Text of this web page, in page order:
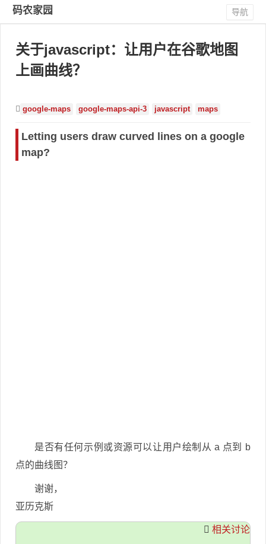
码农家园 导航
关于javascript：让用户在谷歌地图
上画曲线？
google-maps google-maps-api-3 javascript maps
Letting users draw curved lines on a google
map?
是否有任何示例或资源可以让用户绘制从 a 点到 b
点的曲线图？
谢谢，
亚历克斯
相关讨论